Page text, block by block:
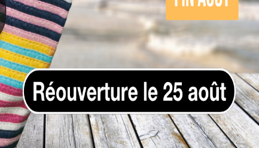
adipocytes
après la séance. Les premiers
peu à peu, la masse graisseuse est
plus de graisse.
séance de cryolipolyse du corps chez les
pour fixer votre premier rendez-vous.